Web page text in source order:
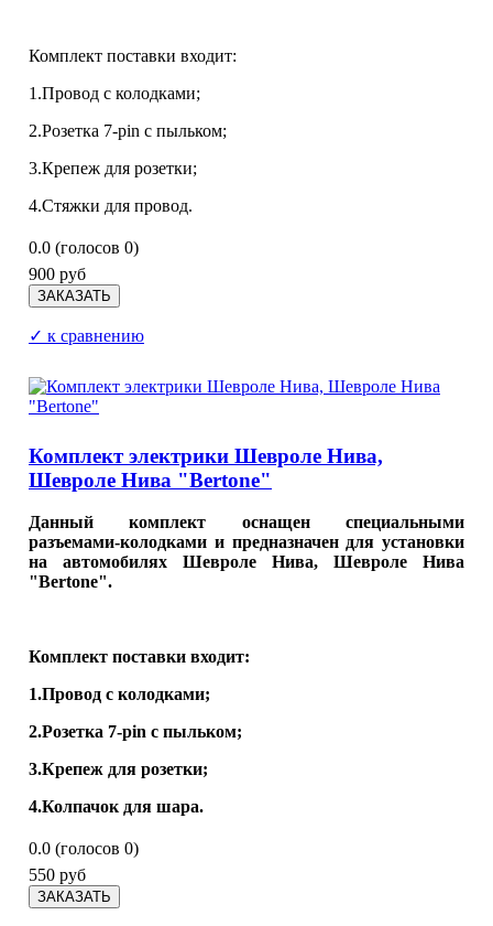
Комплект поставки входит:
1.Провод с колодками;
2.Розетка 7-pin с пыльком;
3.Крепеж для розетки;
4.Стяжки для провод.
0.0 (голосов 0)
900 руб
✓ к сравнению
Комплект электрики Шевроле Нива,
Шевроле Нива "Bertone"
Данный комплект оснащен специальными
разъемами-колодками и предназначен для установки
на автомобилях Шевроле Нива, Шевроле Нива
"Bertone".
Комплект поставки входит:
1.Провод с колодками;
2.Розетка 7-pin с пыльком;
3.Крепеж для розетки;
4.Колпачок для шара.
0.0 (голосов 0)
550 руб